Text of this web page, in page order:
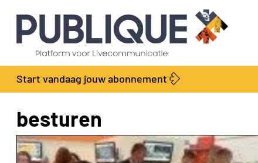
Start vandaag jouw abonnement
besturen